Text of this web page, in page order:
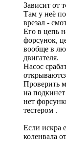
Зависит от
Там у неё
врезал -
Его в цепь
форсунок,
вообще в
двигателя.
Насос
Проверить
на
нет
тестером .
Если искра
коленвала